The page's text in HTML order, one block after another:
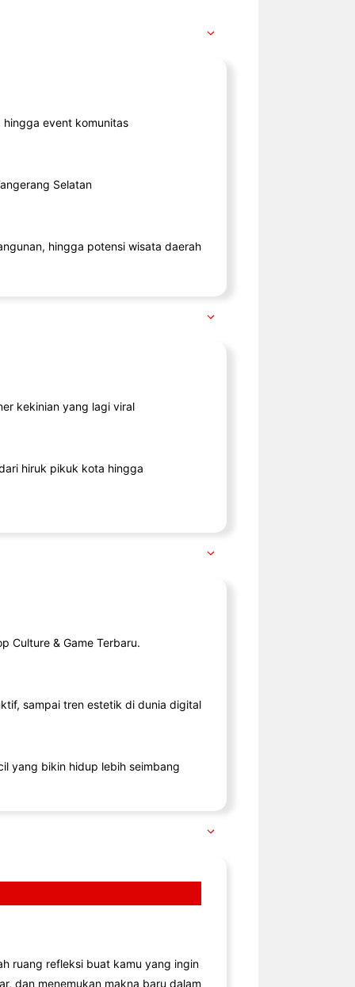
event komunitas
Selatan
hingga potensi wisata daerah
kekinian yang lagi viral
hiruk pikuk kota hingga
Culture & Game Terbaru.
sampai tren estetik di dunia digital
yang bikin hidup lebih seimbang
ruang refleksi buat kamu yang ingin
dan menemukan makna baru dalam